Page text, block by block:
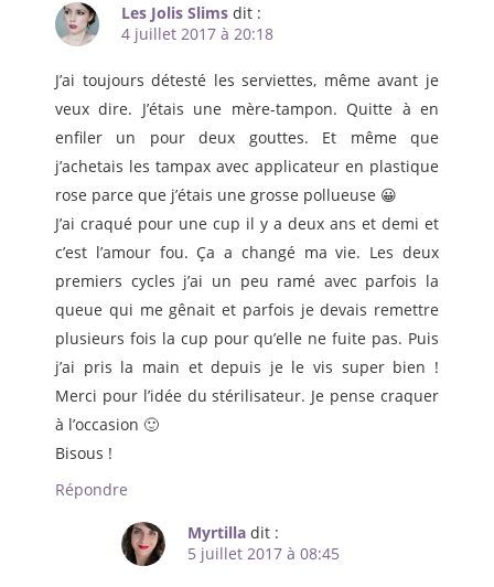
Les Jolis Slims dit :
4 juillet 2017 à 20:18
J’ai toujours détesté les serviettes, même avant je
veux dire. J’étais une mère-tampon. Quitte à en
enfiler un pour deux gouttes. Et même que
j’achetais les tampax avec applicateur en plastique
rose parce que j’étais une grosse pollueuse 😀
J’ai craqué pour une cup il y a deux ans et demi et
c’est l’amour fou. Ça a changé ma vie. Les deux
premiers cycles j’ai un peu ramé avec parfois la
queue qui me gênait et parfois je devais remettre
plusieurs fois la cup pour qu’elle ne fuite pas. Puis
j’ai pris la main et depuis je le vis super bien !
Merci pour l’idée du stérilisateur. Je pense craquer
à l’occasion 🙂
Bisous !
Répondre
Myrtilla dit :
5 juillet 2017 à 08:45